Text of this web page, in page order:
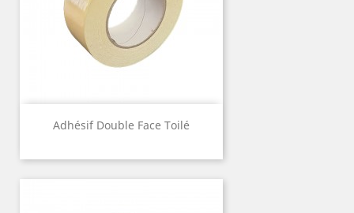
Adhésif Double Face Toilé